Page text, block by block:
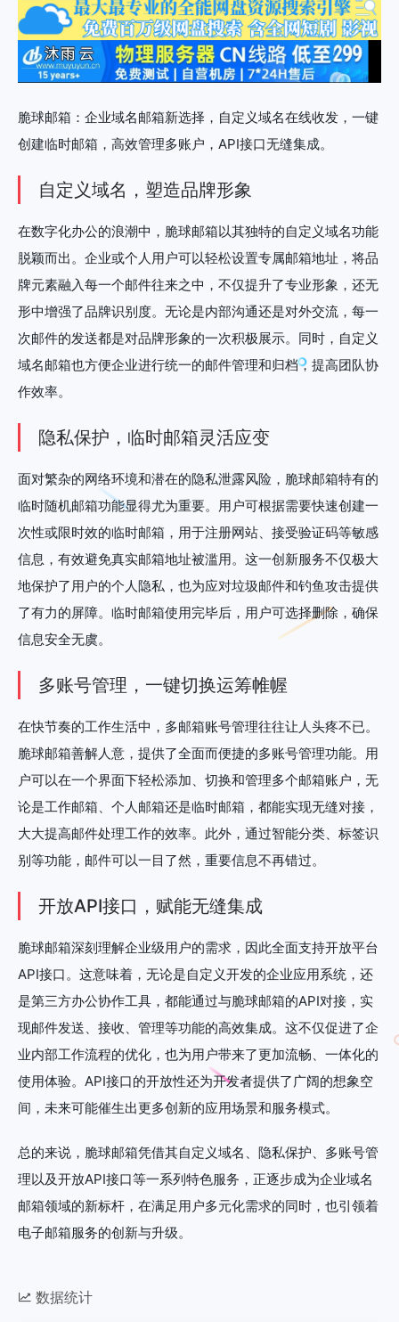
脆球邮箱：企业域名邮箱新选择，自定义域名在线收发，一键
创建临时邮箱，高效管理多账户，API接口无缝集成。
自定义域名，塑造品牌形象
在数字化办公的浪潮中，脆球邮箱以其独特的自定义域名功能
脱颖而出。企业或个人用户可以轻松设置专属邮箱地址，将品
牌元素融入每一个邮件往来之中，不仅提升了专业形象，还无
形中增强了品牌识别度。无论是内部沟通还是对外交流，每一
次邮件的发送都是对品牌形象的一次积极展示。同时，自定义
域名邮箱也方便企业进行统一的邮件管理和归档，提高团队协
作效率。
隐私保护，临时邮箱灵活应变
面对繁杂的网络环境和潜在的隐私泄露风险，脆球邮箱特有的
临时随机邮箱功能显得尤为重要。用户可根据需要快速创建一
次性或限时效的临时邮箱，用于注册网站、接受验证码等敏感
信息，有效避免真实邮箱地址被滥用。这一创新服务不仅极大
地保护了用户的个人隐私，也为应对垃圾邮件和钓鱼攻击提供
了有力的屏障。临时邮箱使用完毕后，用户可选择删除，确保
信息安全无虞。
多账号管理，一键切换运筹帷幄
在快节奏的工作生活中，多邮箱账号管理往往让人头疼不已。
脆球邮箱善解人意，提供了全面而便捷的多账号管理功能。用
户可以在一个界面下轻松添加、切换和管理多个邮箱账户，无
论是工作邮箱、个人邮箱还是临时邮箱，都能实现无缝对接，
大大提高邮件处理工作的效率。此外，通过智能分类、标签识
别等功能，邮件可以一目了然，重要信息不再错过。
开放API接口，赋能无缝集成
脆球邮箱深刻理解企业级用户的需求，因此全面支持开放平台
API接口。这意味着，无论是自定义开发的企业应用系统，还
是第三方办公协作工具，都能通过与脆球邮箱的API对接，实
现邮件发送、接收、管理等功能的高效集成。这不仅促进了企
业内部工作流程的优化，也为用户带来了更加流畅、一体化的
使用体验。API接口的开放性还为开发者提供了广阔的想象空
间，未来可能催生出更多创新的应用场景和服务模式。
总的来说，脆球邮箱凭借其自定义域名、隐私保护、多账号管
理以及开放API接口等一系列特色服务，正逐步成为企业域名
邮箱领域的新标杆，在满足用户多元化需求的同时，也引领着
电子邮箱服务的创新与升级。
数据统计